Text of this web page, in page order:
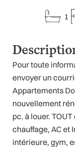
1
Pour toute
envoyer un
Appartements
nouvellement
pc. à louer.
chauffage, AC et
intérieure, gym,